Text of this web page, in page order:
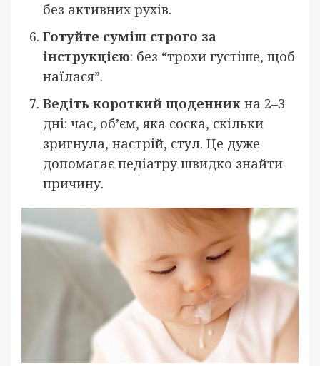
без активних рухів.
Готуйте суміш строго за
інструкцією: без “трохи густіше, щоб
наїлася”.
Ведіть короткий щоденник на 2–3
дні: час, об’єм, яка соска, скільки
зригнула, настрій, стул. Це дуже
допомагає педіатру швидко знайти
причину.